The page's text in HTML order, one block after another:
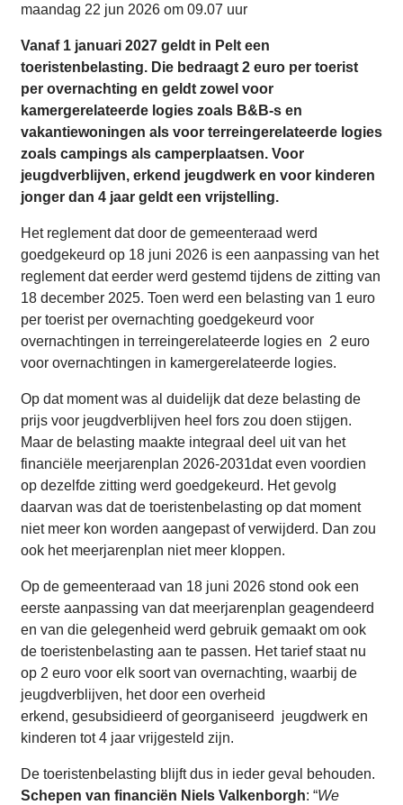
Gepubliceerd op
maandag 22 jun 2026 om 09.07 uur
Vanaf 1 januari 2027 geldt in Pelt een
toeristenbelasting. Die bedraagt 2 euro per toerist
per overnachting en geldt zowel voor
kamergerelateerde logies zoals B&B-s en
vakantiewoningen als voor terreingerelateerde logies
zoals campings als camperplaatsen. Voor
jeugdverblijven, erkend jeugdwerk en voor kinderen
jonger dan 4 jaar geldt een vrijstelling.
Het reglement dat door de gemeenteraad werd
goedgekeurd op 18 juni 2026 is een aanpassing van het
reglement dat eerder werd gestemd tijdens de zitting van
18 december 2025. Toen werd een belasting van 1 euro
per toerist per overnachting goedgekeurd voor
overnachtingen in terreingerelateerde logies en 2 euro
voor overnachtingen in kamergerelateerde logies.
Op dat moment was al duidelijk dat deze belasting de
prijs voor jeugdverblijven heel fors zou doen stijgen.
Maar de belasting maakte integraal deel uit van het
financiële meerjarenplan 2026-2031dat even voordien
op dezelfde zitting werd goedgekeurd. Het gevolg
daarvan was dat de toeristenbelasting op dat moment
niet meer kon worden aangepast of verwijderd. Dan zou
ook het meerjarenplan niet meer kloppen.
Op de gemeenteraad van 18 juni 2026 stond ook een
eerste aanpassing van dat meerjarenplan geagendeerd
en van die gelegenheid werd gebruik gemaakt om ook
de toeristenbelasting aan te passen. Het tarief staat nu
op 2 euro voor elk soort van overnachting, waarbij de
jeugdverblijven, het door een overheid
erkend, gesubsidieerd of georganiseerd jeugdwerk en
kinderen tot 4 jaar vrijgesteld zijn.
De toeristenbelasting blijft dus in ieder geval behouden.
Schepen van financiën Niels Valkenborgh: “We